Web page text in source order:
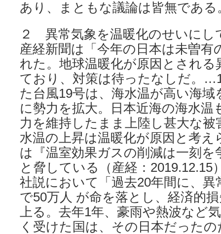
あり、まともな議論は皆無である
２ 異常気象を温暖化のせいにし
産経新聞は「今年の日本は未曽有
れた。地球温暖化が原因とされる
ており、対策は待ったなしだ。
た台風19号は、海水温が高い海
に勢力を拡大。日本近海の海水温
力を維持したまま上陸し甚大な
水温の上昇は温暖化が原因と考え
は『温室効果ガスの削減は一刻を
と脅している（産経：2019.12.15
社説において「過去20年間に、
で50万人 が命を落とし、経済的
上る。去年1年、豪雨や熱波など
く受けた国は、その日本だった